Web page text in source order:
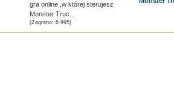
gra online ,w której sterujesz
Monster Truc...
(Zagrano: 6 995)